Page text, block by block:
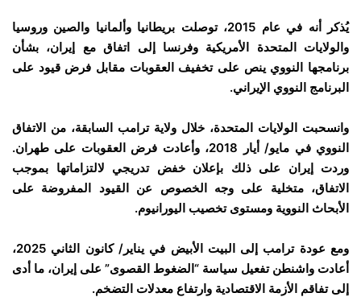
يُذكر أنه في عام 2015، توصلت بريطانيا وألمانيا والصين وروسيا
والولايات المتحدة الأمريكية وفرنسا إلى اتفاق مع إيران، بشأن
برنامجها النووي ينص على تخفيف العقوبات مقابل فرض قيود على
البرنامج النووي الإيراني.
وانسحبت الولايات المتحدة، خلال ولاية ترامب السابقة، من الاتفاق
النووي في مايو/ أيار 2018، وأعادت فرض العقوبات على طهران.
وردت إيران على ذلك بإعلان خفض تدريجي لالتزاماتها بموجب
الاتفاق، متخلية على وجه الخصوص عن القيود المفروضة على
الأبحاث النووية ومستوى تخصيب اليورانيوم.
ومع عودة ترامب إلى البيت الأبيض في يناير/ كانون الثاني 2025،
أعادت واشنطن تفعيل سياسة “الضغوط القصوى” على إيران، ما أدى
إلى تفاقم الأزمة الاقتصادية وارتفاع معدلات التضخم.